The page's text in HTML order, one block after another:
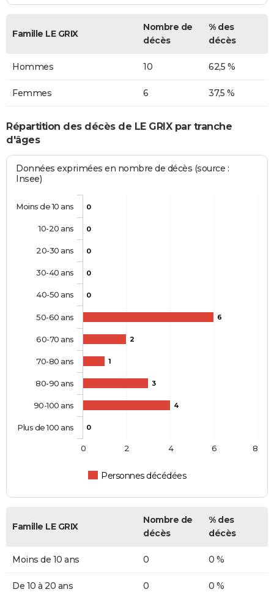
Famille LE GRIX
Nombre de
décès
% des
décès
Hommes 10 62,5 %
Femmes 6 37,5 %
Répartition des décès de LE GRIX par tranche
d'âges
Données exprimées en nombre de décès (source :
Insee)
0
0
0
0
0
6
2
1
3
4
0
Personnes décédées
Moins de 10 ans
10-20 ans
20-30 ans
30-40 ans
40-50 ans
50-60 ans
60-70 ans
70-80 ans
80-90 ans
90-100 ans
Plus de 100 ans
0 2 4 6 8
Famille LE GRIX
Nombre de
décès
% des
décès
Moins de 10 ans 0 0 %
De 10 à 20 ans 0 0 %